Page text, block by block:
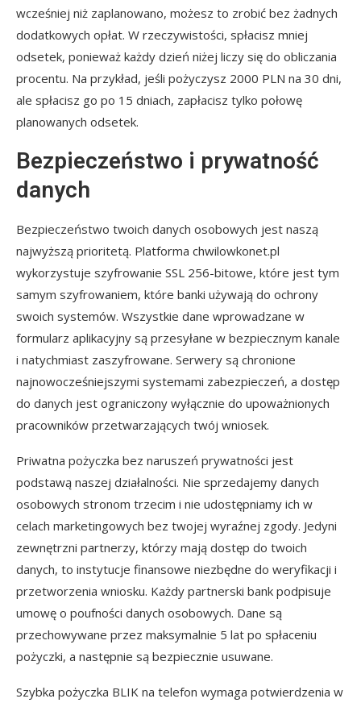
wcześniej niż zaplanowano, możesz to zrobić bez żadnych
dodatkowych opłat. W rzeczywistości, spłacisz mniej
odsetek, ponieważ każdy dzień niżej liczy się do obliczania
procentu. Na przykład, jeśli pożyczysz 2000 PLN na 30 dni,
ale spłacisz go po 15 dniach, zapłacisz tylko połowę
planowanych odsetek.
Bezpieczeństwo i prywatność
danych
Bezpieczeństwo twoich danych osobowych jest naszą
najwyższą prioritetą. Platforma chwilowkonet.pl
wykorzystuje szyfrowanie SSL 256-bitowe, które jest tym
samym szyfrowaniem, które banki używają do ochrony
swoich systemów. Wszystkie dane wprowadzane w
formularz aplikacyjny są przesyłane w bezpiecznym kanale
i natychmiast zaszyfrowane. Serwery są chronione
najnowocześniejszymi systemami zabezpieczeń, a dostęp
do danych jest ograniczony wyłącznie do upoważnionych
pracowników przetwarzających twój wniosek.
Priwatna pożyczka bez naruszeń prywatności jest
podstawą naszej działalności. Nie sprzedajemy danych
osobowych stronom trzecim i nie udostępniamy ich w
celach marketingowych bez twojej wyraźnej zgody. Jedyni
zewnętrzni partnerzy, którzy mają dostęp do twoich
danych, to instytucje finansowe niezbędne do weryfikacji i
przetworzenia wniosku. Każdy partnerski bank podpisuje
umowę o poufności danych osobowych. Dane są
przechowywane przez maksymalnie 5 lat po spłaceniu
pożyczki, a następnie są bezpiecznie usuwane.
Szybka pożyczka BLIK na telefon wymaga potwierdzenia w